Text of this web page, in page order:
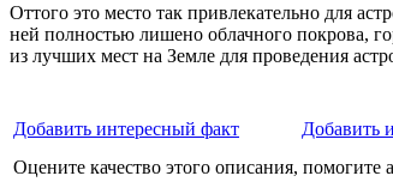
Оттого это место так привлекательно для
ней полностью лишено облачного покрова,
из лучших мест на Земле для проведения
Добавить интересный факт Добавить
Оцените качество этого описания, помогите